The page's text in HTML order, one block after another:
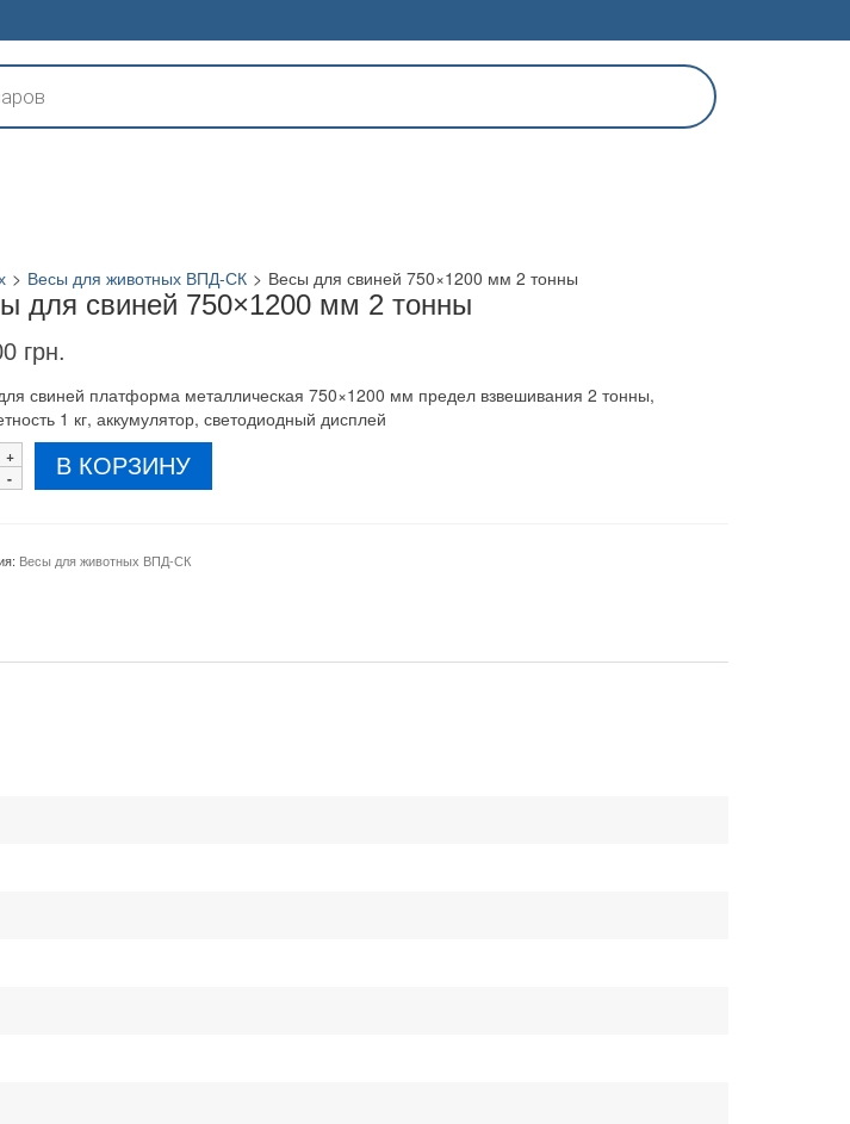
> Весы для животных ВПД-СК > Весы для свиней 750×1200 мм 2 тонны
для свиней 750×1200 мм 2 тонны
грн.
свиней платформа металлическая 750×1200 мм предел взвешивания 2 тонны,
1 кг, аккумулятор, светодиодный дисплей
В КОРЗИНУ
Весы для животных ВПД-СК